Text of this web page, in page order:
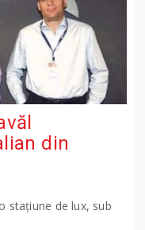
din
stațiune de lux, sub